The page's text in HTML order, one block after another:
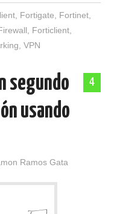
, Fortigate Fortinet,
Forticlient,
,VPN
4
segundo
usando
Ramos Gata